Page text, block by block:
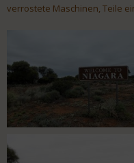
verrostete Maschinen, Teile